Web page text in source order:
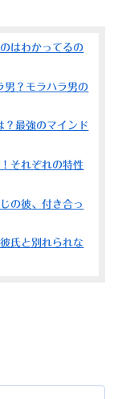
はわかってるの
男？モラハラ男の
？最強のマインド
それぞれの特性
の彼、付き合っ
氏と別れられな